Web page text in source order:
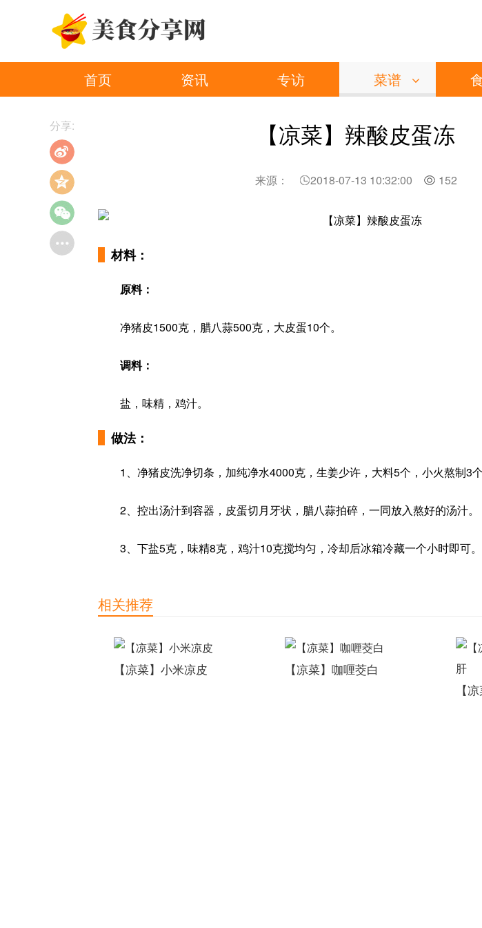
首页 资讯 专访 菜谱
【凉菜】辣酸皮蛋冻
来源： 2018-07-13 10:32:00 152
材料：
原料：
净猪皮1500克，腊八蒜500克，大皮蛋10个。
调料：
盐，味精，鸡汁。
做法：
1、净猪皮洗净切条，加纯净水4000克，生姜少许，大料5个，小火熬制3个
2、控出汤汁到容器，皮蛋切月牙状，腊八蒜拍碎，一同放入熬好的汤汁。
3、下盐5克，味精8克，鸡汁10克搅均匀，冷却后冰箱冷藏一个小时即可。
相关推荐
【凉菜】小米凉皮
【凉菜】咖喱茭白
【
分享: